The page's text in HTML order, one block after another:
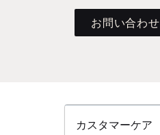
お問い合わせ
カスタマーケア